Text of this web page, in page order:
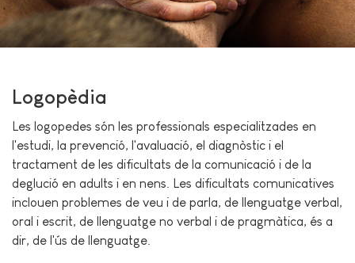
Logopèdia
Les logopedes són les professionals especialitzades en
l'estudi, la prevenció, l'avaluació, el diagnòstic i el
tractament de les dificultats de la comunicació i de la
deglució en adults i en nens. Les dificultats comunicatives
inclouen problemes de veu i de parla, de llenguatge verbal,
oral i escrit, de llenguatge no verbal i de pragmàtica, és a
dir, de l'ús de llenguatge.